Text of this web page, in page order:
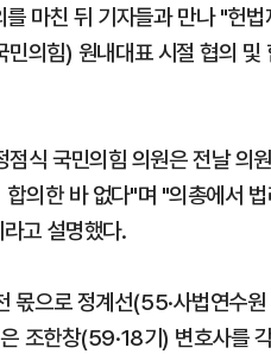
마친 뒤 기자들과 만나 "헌
의힘) 원내대표 시절 협의
식 국민의힘 의원은 전날 의
의한 바 없다"며 "의총에서
고 설명했다.
몫으로 정계선(55·사법연수
조한창(59·18기) 변호사를